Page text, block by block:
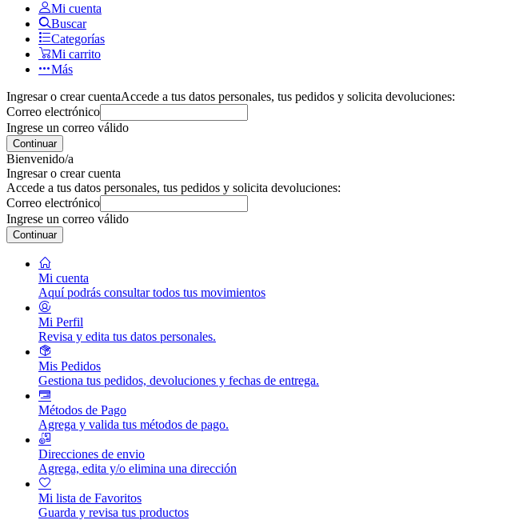
Mi cuenta
Buscar
Categorías
Mi carrito
Más
Ingresar o crear cuentaAccede a tus datos personales, tus pedidos y solicita devoluciones:
Correo electrónico
Ingrese un correo válido
Continuar
Bienvenido/a
Ingresar o crear cuenta
Accede a tus datos personales, tus pedidos y solicita devoluciones:
Correo electrónico
Ingrese un correo válido
Continuar
Mi cuenta
Aquí podrás consultar todos tus movimientos
Mi Perfil
Revisa y edita tus datos personales.
Mis Pedidos
Gestiona tus pedidos, devoluciones y fechas de entrega.
Métodos de Pago
Agrega y valida tus métodos de pago.
Direcciones de envio
Agrega, edita y/o elimina una dirección
Mi lista de Favoritos
Guarda y revisa tus productos